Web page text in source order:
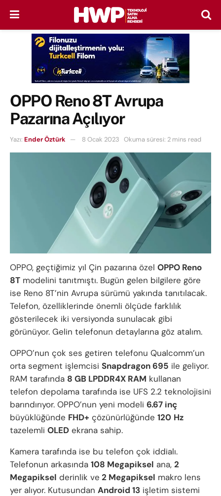
OPPO Reno 8T Avrupa
Pazarına Açılıyor
Yazı: Ender Öztürk 8 Ocak 2023 Okuma süresi: 2 mins read
OPPO, geçtiğimiz yıl Çin pazarına özel OPPO Reno
8T modelini tanıtmıştı. Bugün gelen bilgilere göre
ise Reno 8T’nin Avrupa sürümü yakında tanıtılacak.
Telefon, özelliklerinde önemli ölçüde farklılık
gösterilecek iki versiyonda sunulacak gibi
görünüyor. Gelin telefonun detaylarına göz atalım.
OPPO’nun çok ses getiren telefonu Qualcomm’un
orta segment işlemcisi Snapdragon 695 ile geliyor.
RAM tarafında 8 GB LPDDR4X RAM kullanan
telefon depolama tarafında ise UFS 2.2 teknolojisini
barındırıyor. OPPO’nun yeni modeli 6.67 inç
büyüklüğünde FHD+ çözünürlüğünde 120 Hz
tazelemli OLED ekrana sahip.
Kamera tarafında ise bu telefon çok iddialı.
Telefonun arkasında 108 Megapiksel ana, 2
Megapiksel derinlik ve 2 Megapiksel makro lens
yer alıyor. Kutusundan Android 13 işletim sistemi